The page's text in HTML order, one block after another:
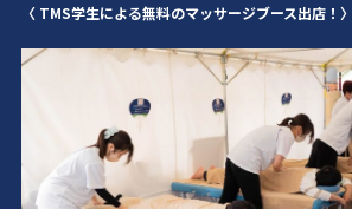
〈 TMS学生による無料のマッサージブース出店！〉